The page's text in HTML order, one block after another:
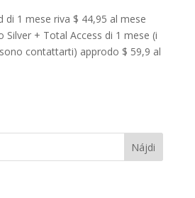
di 1 mese riva $ 44,95 al mese
+ Total Access di 1 mese (i
contattarti) approdo $ 59,9 al